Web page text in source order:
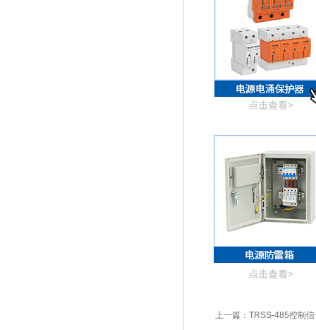
上一篇： TRSS-485控制信